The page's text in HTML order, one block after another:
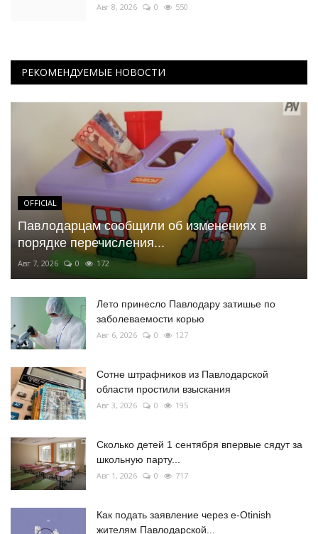
Авг 8, 2026 0 550
РЕКОМЕНДУЕМЫЕ НОВОСТИ
OFFICIAL
Павлодарцам сообщили об изменениях в
порядке перечисления...
Авг 7, 2026 0 172
Лето принесло Павлодару затишье по
заболеваемости корью
Авг 6, 2026 0 127
Сотне штрафников из Павлодарской
области простили взыскания
Авг 3, 2026 0 195
Сколько детей 1 сентября впервые сядут за
школьную парту...
Авг 1, 2026 0 717
Как подать заявление через e-Otinish
жителям Павлодарской...